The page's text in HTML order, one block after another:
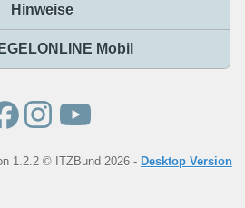
Hinweise
Mobil
1.2.2 © ITZBund 2026 - Desktop Version